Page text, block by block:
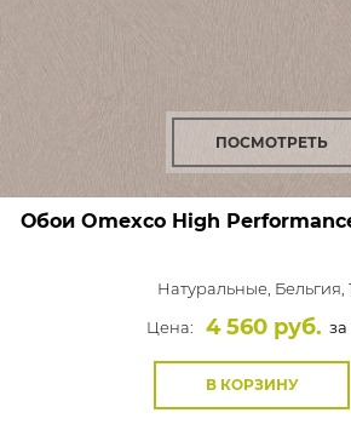
ПОСМОТРЕТЬ
Обои Omexco High
Натуральные, Бельгия,
Цена:
4 560 руб. за
В КОРЗИНУ